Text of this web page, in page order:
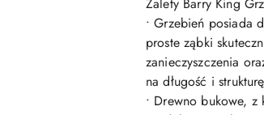
• Grzebień posiada
proste ząbki
zanieczyszczenia
na długość i
• Drewno bukowe,